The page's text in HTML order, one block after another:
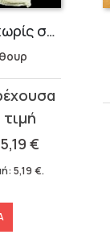
Σταυροφορία χωρίς σταυρό
5,19€
5,19€.